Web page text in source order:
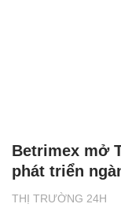
THỊ TRƯỜNG 24H
Betrimex mở
phát triển